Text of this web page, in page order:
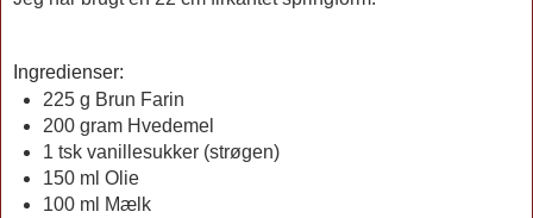
Ingredienser:
225 g Brun Farin
200 gram Hvedemel
1 tsk vanillesukker (strøgen)
150 ml Olie
100 ml Mælk